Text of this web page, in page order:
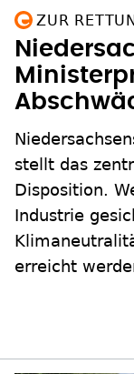
ZUR
stellt das
Disposition.
Industrie
erreicht